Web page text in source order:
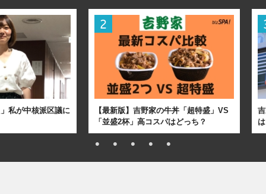
私が中核派区議に
【最新版】吉野家の牛丼「超特盛」VS
「並盛2杯」高コスパはどっち？